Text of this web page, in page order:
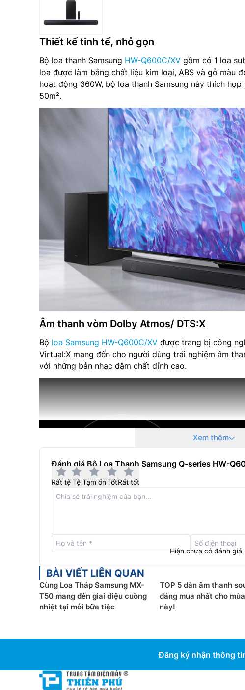
Thiết kế tinh tế, nhỏ gọn
Bộ loa thanh Samsung HW-Q600C/XV gồm có 1 loa
loa được làm bằng chất liệu kim loại, ABS và gỗ màu
hoạt động 360W, bộ loa thanh Samsung này thích
50m².
Âm thanh vòm Dolby Atmos/ DTS:X
Bộ loa Samsung HW-Q600C/XV được trang bị công
Virtual:X mang đến cho người dùng trải nghiệm âm
với những bản nhạc đậm chất đỉnh cao.
Âm thanh chuẩn 3.1 kênh
Xem chương trình yêu thích với trải nghiệm âm thanh
Bạn sẽ không lo bị bỏ sót lời thoại hay chi tiết nào với
Xem thêm
Đánh giá Bộ Loa Thanh Samsung Q-series HW-
Rất tệ Tệ Tạm ổnTốtRất tốt
Hiện chưa có đánh giá
BÀI VIẾT LIÊN QUAN
Cùng Loa Tháp Samsung MX-
T50 mang đến giai điệu cuồng
nhiệt tại mỗi bữa tiệc
TOP 5 dàn âm thanh
đáng mua nhất cho
này!
Đăng ký nhận thông